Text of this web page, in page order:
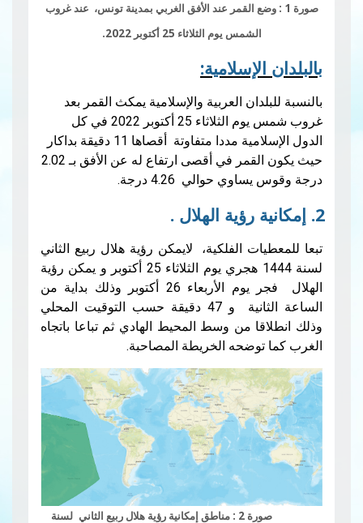
وضع القمر عند الأفق الغربي بمدينة تونس، عند غروب
العربية والإسلامية يمكث القمر بعد
غروب شمس يوم الثلاثاء 25 أكتوبر 2022 في كل
الدول الإسلامية مددا متفاوتة أقصاها 11 دقيقة بداكار
حيث يكون القمر في أقصى ارتفاع له عن الأفق بـ 2.02
حوالي 4.26 درجة.
الفلكية، لايمكن رؤية هلال ربيع الثاني
لسنة 1444 هجري يوم الثلاثاء 25 أكتوبر و يمكن رؤية
الهلال فجر يوم الأربعاء 26 أكتوبر وذلك بداية من
الساعة الثانية و 47 دقيقة حسب التوقيت المحلي
من وسط المحيط الهادي ثم تباعا باتجاه
الخريطة المصاحبة.
الثاني لسنة